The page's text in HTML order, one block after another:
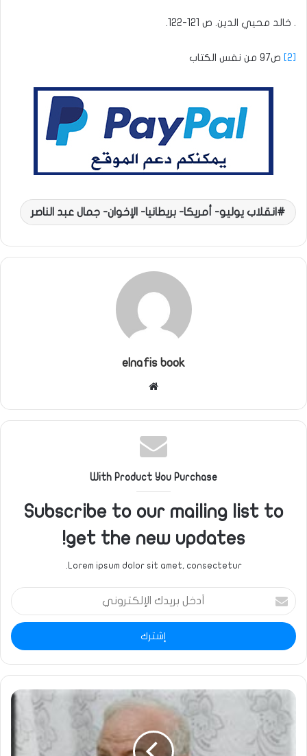
. خالد محيي الدين. ص 121-122.
[2] ص97 من نفس الكتاب
انقلاب يوليو- أمريكا- بريطانيا- الإخوان- جمال عبد الناصر
elnafis book
With Product You Purchase
Subscribe to our mailing list to
get the new updates!
Lorem ipsum dolor sit amet, consectetur.
أدخل
بريدك
الإلكتروني